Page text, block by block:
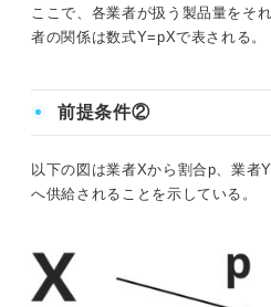
ここで、各業者が扱う製品量をそ
者の関係は数式Y=pXで表される。
前提条件②
以下の図は業者Xから割合p、業者
へ供給されることを示している。